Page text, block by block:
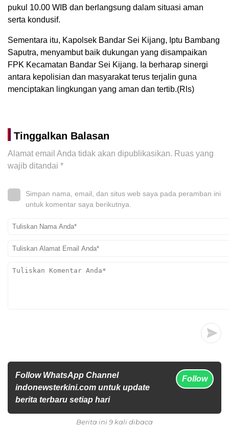
pukul 10.00 WIB dan berlangsung dalam situasi aman
serta kondusif.
Sementara itu, Kapolsek Bandar Sei Kijang, Iptu Bambang
Saputra, menyambut baik dukungan yang disampaikan
FPK Kecamatan Bandar Sei Kijang. Ia berharap sinergi
antara kepolisian dan masyarakat terus terjalin guna
menciptakan lingkungan yang aman dan tertib.(Rls)
Tinggalkan Balasan
Alamat email Anda tidak akan dipublikasikan. Ruas yang
wajib ditandai *
Simpan nama, email, dan situs web saya pada peramban ini
untuk komentar saya berikutnya.
Follow WhatsApp Channel
indonewsterkini.com untuk update
berita terbaru setiap hari
Follow
Berita ini 9 kali dibaca